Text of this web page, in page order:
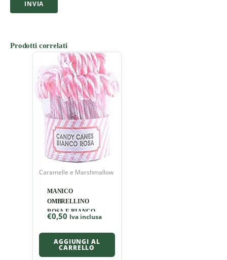
Prodotti correlati
Caramelle e Marshmallow
MANICO
OMBRELLINO
ROSA E BIANCO
€0,50 Iva inclusa
AGGIUNGI AL
CARRELLO